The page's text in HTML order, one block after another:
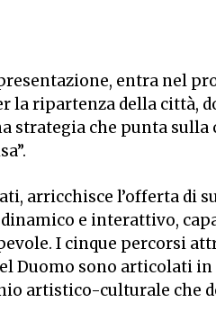
entra nel
la ripartenza della città,
strategia che punta sulla
arricchisce l’offerta di
e interattivo,
I cinque percorsi
Duomo sono articolati
artistico-culturale che